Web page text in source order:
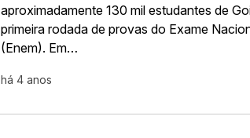
aproximadamente 130 mil estudantes de
primeira rodada de provas do Exame
(Enem). Em…
há 4 anos